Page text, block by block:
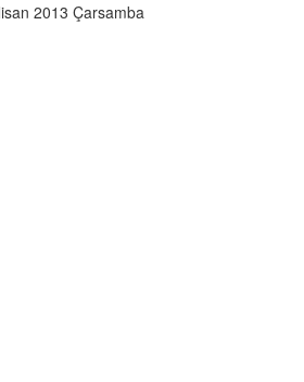
2013 Çarsamba